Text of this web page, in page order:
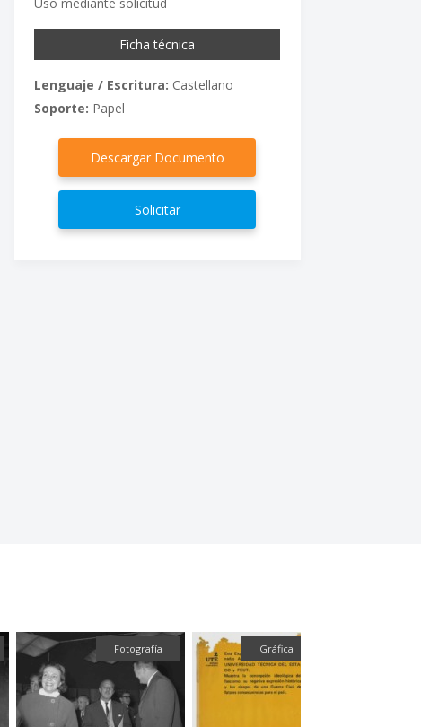
Ficha técnica
Lenguaje / Escritura: Castellano
Soporte: Papel
Descargar Documento
Solicitar
Fotografía Gráfica